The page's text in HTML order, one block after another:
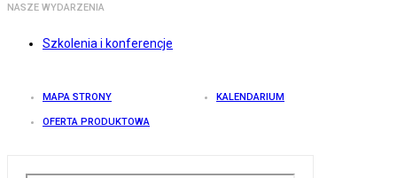
NASZE WYDARZENIA
Szkolenia i konferencje
MAPA STRONY KALENDARIUM
OFERTA PRODUKTOWA